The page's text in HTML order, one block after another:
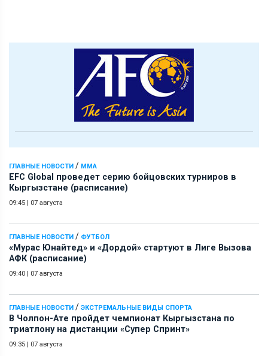
ГЛАВНЫЕ НОВОСТИ / ММА
EFC Global проведет серию бойцовских турниров в
Кыргызстане (расписание)
09:45 | 07 августа
ГЛАВНЫЕ НОВОСТИ / ФУТБОЛ
«Мурас Юнайтед» и «Дордой» стартуют в Лиге Вызова
АФК (расписание)
09:40 | 07 августа
ГЛАВНЫЕ НОВОСТИ / ЭКСТРЕМАЛЬНЫЕ ВИДЫ СПОРТА
В Чолпон-Ате пройдет чемпионат Кыргызстана по
триатлону на дистанции «Супер Спринт»
09:35 | 07 августа